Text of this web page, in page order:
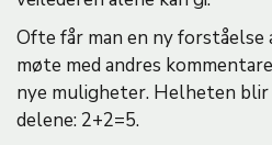
Ofte får man en ny forståelse
møte med andres
nye muligheter. Helheten
delene: 2+2=5.